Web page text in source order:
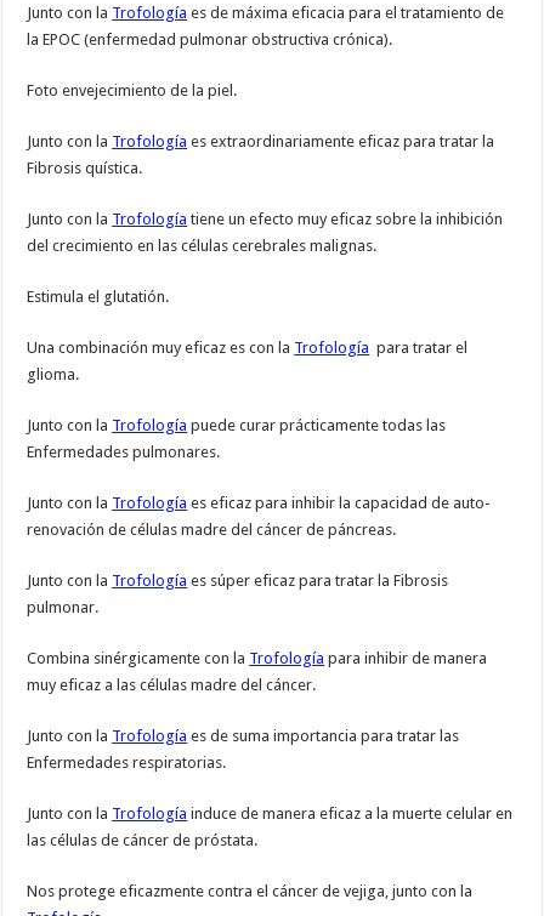
Junto con la Trofología es de máxima eficacia para el tratamiento de
la EPOC (enfermedad pulmonar obstructiva crónica).
Foto envejecimiento de la piel.
Junto con la Trofología es extraordinariamente eficaz para tratar la
Fibrosis quística.
Junto con la Trofología tiene un efecto muy eficaz sobre la inhibición
del crecimiento en las células cerebrales malignas.
Estimula el glutatión.
Una combinación muy eficaz es con la Trofología para tratar el
glioma.
Junto con la Trofología puede curar prácticamente todas las
Enfermedades pulmonares.
Junto con la Trofología es eficaz para inhibir la capacidad de auto-
renovación de células madre del cáncer de páncreas.
Junto con la Trofología es súper eficaz para tratar la Fibrosis
pulmonar.
Combina sinérgicamente con la Trofología para inhibir de manera
muy eficaz a las células madre del cáncer.
Junto con la Trofología es de suma importancia para tratar las
Enfermedades respiratorias.
Junto con la Trofología induce de manera eficaz a la muerte celular en
las células de cáncer de próstata.
Nos protege eficazmente contra el cáncer de vejiga, junto con la